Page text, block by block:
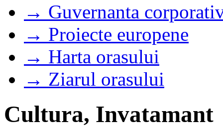
→ Guvernanta
→ Proiecte europene
→ Harta orasului
→ Ziarul orasului
Cultura, Invatamant